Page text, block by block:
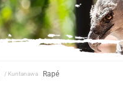
/ Kuntanawa Rapé